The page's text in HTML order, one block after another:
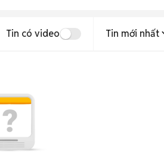
Tin có video Tin mới nhất